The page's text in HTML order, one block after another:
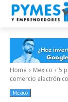
Home Mexico
5
comercio
Mexico